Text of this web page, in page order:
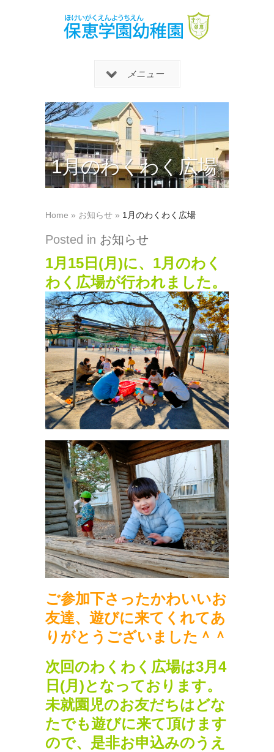
メニュー
1月のわくわく広場
Home » お知らせ » 1月のわくわく広場
Posted in お知らせ
1月15日(月)に、1月のわく
わく広場が行われました。
ご参加下さったかわいいお
友達、遊びに来てくれてあ
りがとうございました＾＾
次回のわくわく広場は3月4
日(月)となっております。
未就園児のお友だちはどな
たでも遊びに来て頂けます
ので、是非お申込みのうえ